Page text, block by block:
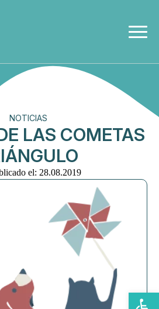
Abrir
NOTICIAS
LAS COMETAS
el: 28.08.2019